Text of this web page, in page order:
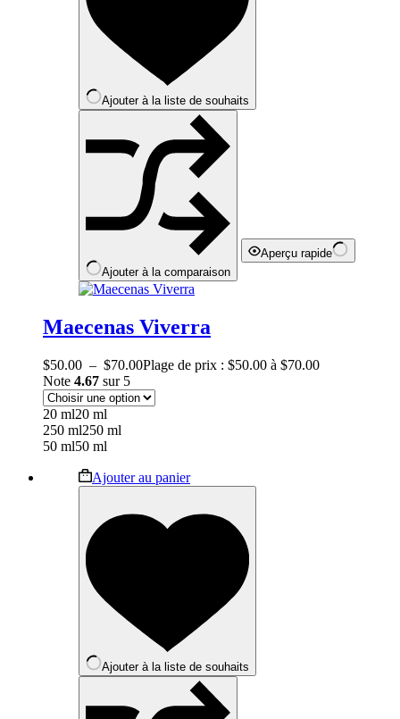
Ajouter à la liste de souhaits
Ajouter à la comparaison
Aperçu rapide
Maecenas Viverra
$50.00 – $70.00Plage de prix : $50.00 à $70.00
Note 4.67 sur 5
20 ml20 ml
250 ml250 ml
50 ml50 ml
Ajouter au panier
Ajouter à la liste de souhaits